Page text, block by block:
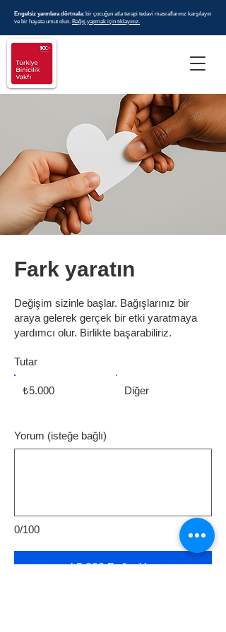
Engelsiz yarınlara dörtnala; bir çocuğun atla terapi tedavi masraflarınız karşılayın
ve bir hayata umut olun. Bağış yapmak için tıklayınız.
Fark yaratın
Değişim sizinle başlar. Bağışlarınız bir
araya gelerek gerçek bir etki yaratmaya
yardımcı olur. Birlikte başarabiliriz.
Tutar
₺5.000 Diğer
0/100
Yorum (isteğe bağlı)
₺5.000 Bağış Yap